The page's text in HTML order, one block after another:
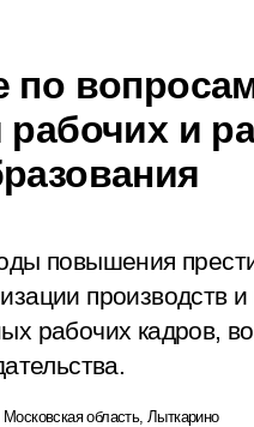
и
повышения
производств и
рабочих кадров,
Московская область, Лыткарино